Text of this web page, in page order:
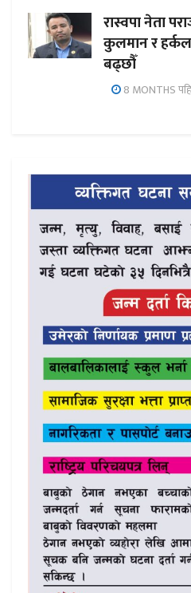
रास्वपा नेता
कुलमान र
बढ्छौँ
8 MONTHS